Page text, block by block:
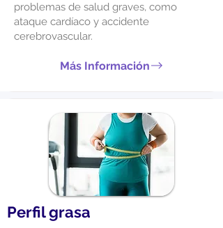
problemas de salud graves, como
ataque cardíaco y accidente
cerebrovascular.
Más Información
Perfil grasa